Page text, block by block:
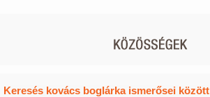
Keresés kovács boglárka ismerősei között